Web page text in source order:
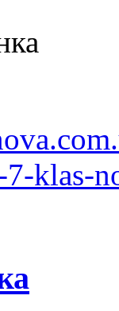
klas-